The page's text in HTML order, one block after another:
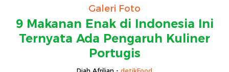
Galeri Foto
9 Makanan Enak di Indonesia Ini
Ternyata Ada Pengaruh Kuliner
Portugis